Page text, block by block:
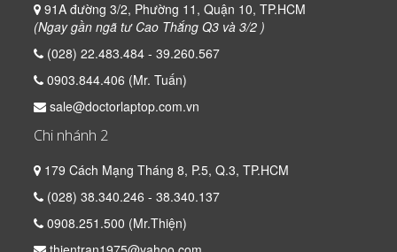
91A đường 3/2, Phường 11, Quận 10, TP.HCM
(Ngay gần ngã tư Cao Thắng Q3 và 3/2 )
(028) 22.483.484 - 39.260.567
0903.844.406 (Mr. Tuấn)
sale@doctorlaptop.com.vn
Chi nhánh 2
179 Cách Mạng Tháng 8, P.5, Q.3, TP.HCM
(028) 38.340.246 - 38.340.137
0908.251.500 (Mr.Thiện)